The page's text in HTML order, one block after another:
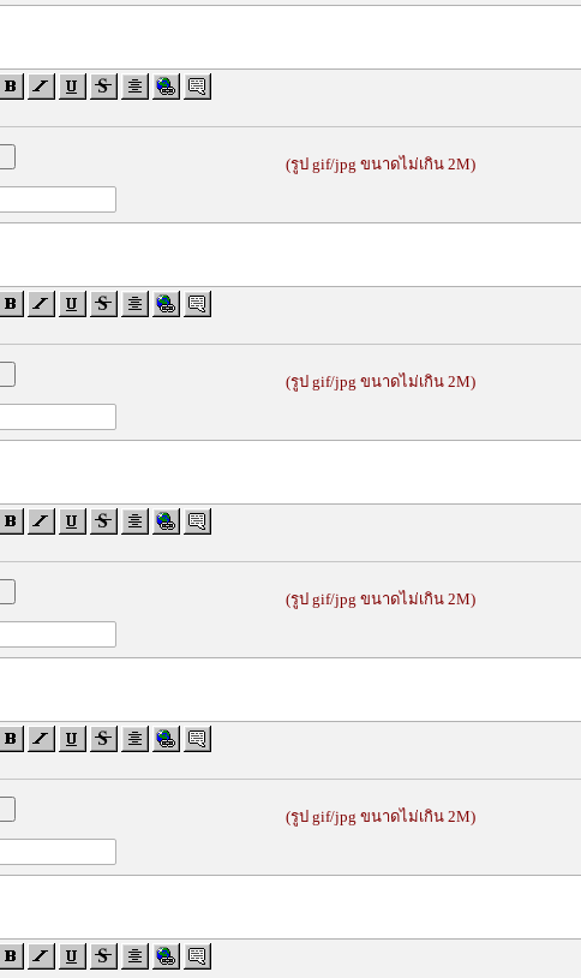
(รูป gif/jpg ขนาดไม่เกิน 2M)
(รูป gif/jpg ขนาดไม่เกิน 2M)
(รูป gif/jpg ขนาดไม่เกิน 2M)
(รูป gif/jpg ขนาดไม่เกิน 2M)